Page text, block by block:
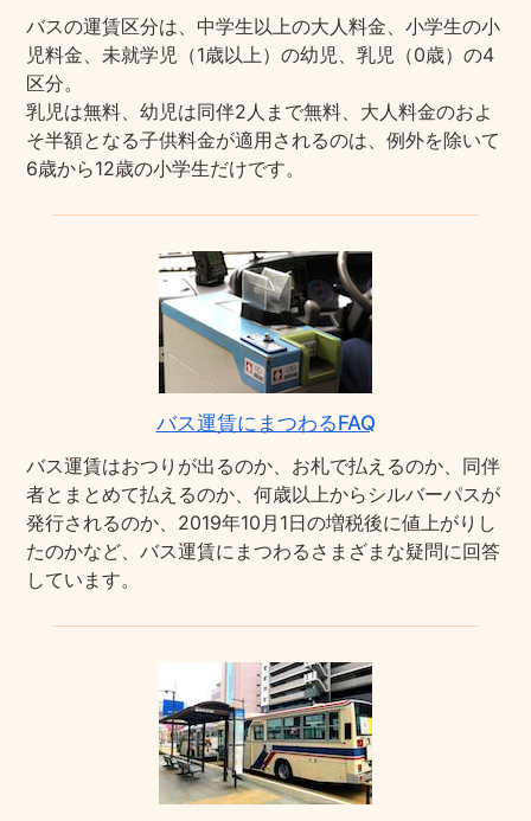
バスの運賃区分は、中学生以上の大人料金、小学生の小
児料金、未就学児（1歳以上）の幼児、乳児（0歳）の4
区分。
乳児は無料、幼児は同伴2人まで無料、大人料金のおよ
そ半額となる子供料金が適用されるのは、例外を除いて
6歳から12歳の小学生だけです。
バス運賃にまつわるFAQ
バス運賃はおつりが出るのか、お札で払えるのか、同伴
者とまとめて払えるのか、何歳以上からシルバーパスが
発行されるのか、2019年10月1日の増税後に値上がりし
たのかなど、バス運賃にまつわるさまざまな疑問に回答
しています。